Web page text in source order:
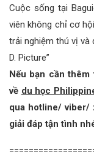
Cuộc sống tại
viên không chỉ cơ hội
trải nghiệm thú vị và
D. Picture”
Nếu bạn cần
về du học
qua hotline/ viber/
giải đáp tận tình